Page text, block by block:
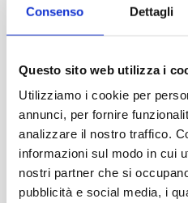
Consenso Dettagli
Questo sito web utilizza i
Utilizziamo i cookie per
annunci, per fornire
analizzare il nostro traffico.
informazioni sul modo in cui
nostri partner che si
pubblicità e social media, i